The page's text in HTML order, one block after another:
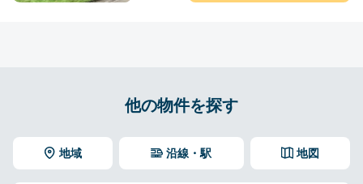
他の物件を探す
地域 地図
沿線・駅